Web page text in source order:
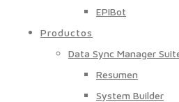
EPIBot
Productos
Data Sync Manager
Resumen
System Builder